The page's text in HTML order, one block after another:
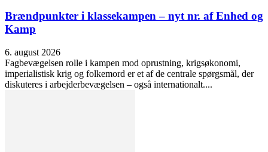
Brændpunkter i klassekampen – nyt nr. af Enhed og
Kamp
6. august 2026
Fagbevægelsen rolle i kampen mod oprustning, krigsøkonomi,
imperialistisk krig og folkemord er et af de centrale spørgsmål, der
diskuteres i arbejderbevægelsen – også internationalt....